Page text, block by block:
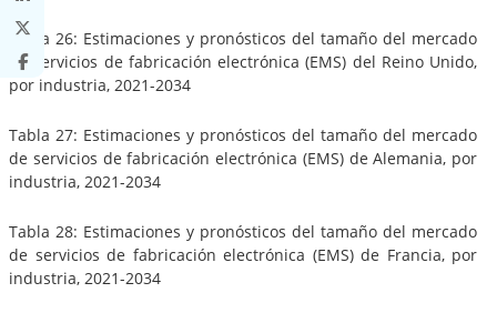
Tabla 26: Estimaciones y pronósticos del tamaño del mercado
de servicios de fabricación electrónica (EMS) del Reino Unido,
por industria, 2021-2034
Tabla 27: Estimaciones y pronósticos del tamaño del mercado
de servicios de fabricación electrónica (EMS) de Alemania, por
industria, 2021-2034
Tabla 28: Estimaciones y pronósticos del tamaño del mercado
de servicios de fabricación electrónica (EMS) de Francia, por
industria, 2021-2034